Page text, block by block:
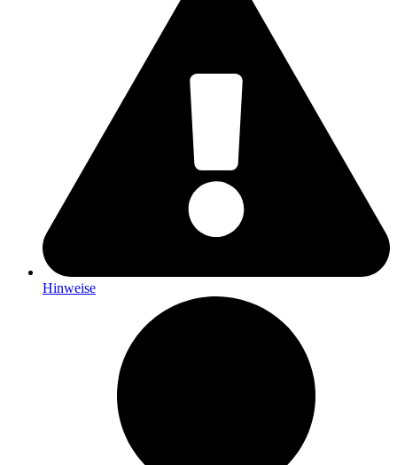
Hinweise